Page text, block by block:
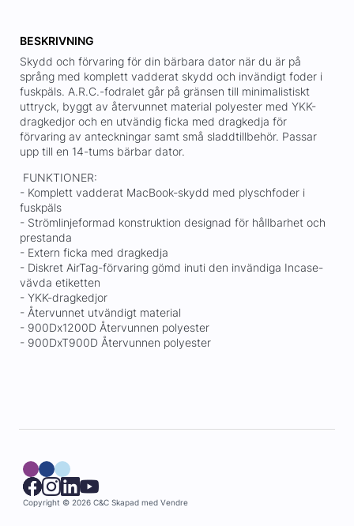
BESKRIVNING
Skydd och förvaring för din bärbara dator när du är på
språng med komplett vadderat skydd och invändigt foder i
fuskpäls. A.R.C.-fodralet går på gränsen till minimalistiskt
uttryck, byggt av återvunnet material polyester med YKK-
dragkedjor och en utvändig ficka med dragkedja för
förvaring av anteckningar samt små sladdtillbehör. Passar
upp till en 14-tums bärbar dator.
FUNKTIONER:
- Komplett vadderat MacBook-skydd med plyschfoder i
fuskpäls
- Strömlinjeformad konstruktion designad för hållbarhet och
prestanda
- Extern ficka med dragkedja
- Diskret AirTag-förvaring gömd inuti den invändiga Incase-
vävda etiketten
- YKK-dragkedjor
- Återvunnet utvändigt material
- 900Dx1200D Återvunnen polyester
- 900DxT900D Återvunnen polyester
Copyright © 2026 C&C Skapad med Vendre